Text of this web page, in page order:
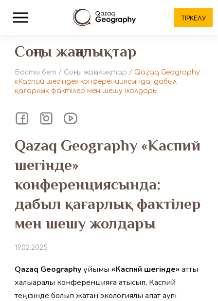
ТІРКЕЛУ
Соңғы жаңалықтар
Басты бет / Соңғы жаңалықтар / Qazaq Geography
«Каспий шегінде» конференциясында: дабыл
қағарлық фактілер мен шешу жолдары
Qazaq Geography «Каспий
шегінде»
конференциясында:
дабыл қағарлық фактілер
мен шешу жолдары
19.02.2025
Qazaq Geographyұйымы «Каспий шегінде» атты
халықаралық конференцияға қатысып, Каспий
теңізінде болып жатқан экологиялық апат қаупі